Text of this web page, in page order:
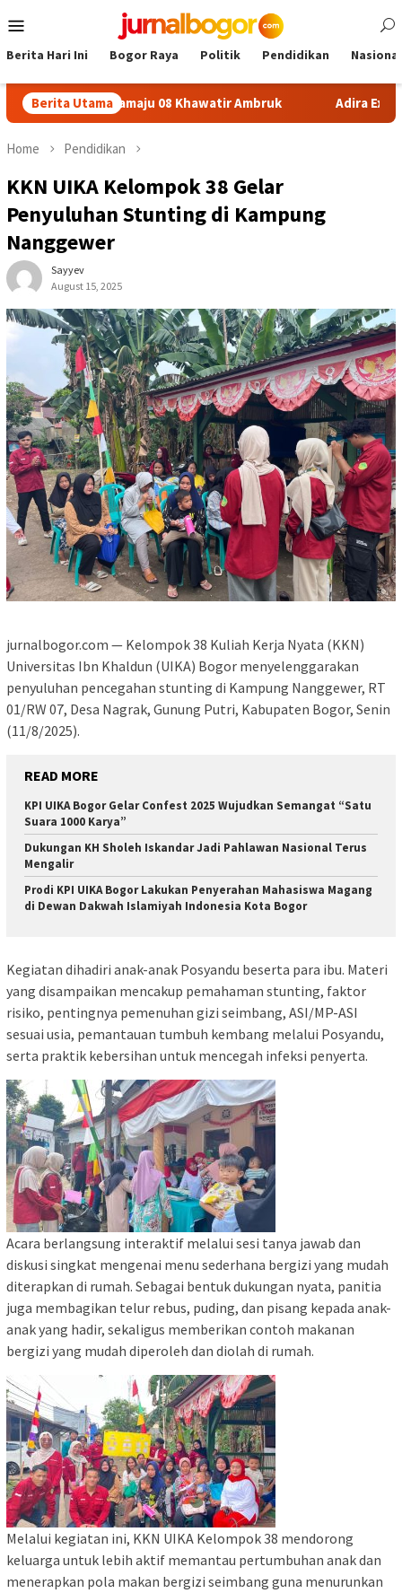
to
Menu
Berita Hari Ini Bogor Raya Politik Pendidikan Nasional
Berita Utama
Sukamaju 08 Khawatir Ambruk Adira Expo Merdeka
Home Pendidikan
KKN UIKA Kelompok 38 Gelar
Penyuluhan Stunting di Kampung
Nanggewer
Sayyev
August 15, 2025
jurnalbogor.com — Kelompok 38 Kuliah Kerja Nyata (KKN)
Universitas Ibn Khaldun (UIKA) Bogor menyelenggarakan
penyuluhan pencegahan stunting di Kampung Nanggewer, RT
01/RW 07, Desa Nagrak, Gunung Putri, Kabupaten Bogor, Senin
(11/8/2025).
READ MORE
KPI UIKA Bogor Gelar Confest 2025 Wujudkan Semangat “Satu
Suara 1000 Karya”
Dukungan KH Sholeh Iskandar Jadi Pahlawan Nasional Terus
Mengalir
Prodi KPI UIKA Bogor Lakukan Penyerahan Mahasiswa Magang
di Dewan Dakwah Islamiyah Indonesia Kota Bogor
Kegiatan dihadiri anak-anak Posyandu beserta para ibu. Materi
yang disampaikan mencakup pemahaman stunting, faktor
risiko, pentingnya pemenuhan gizi seimbang, ASI/MP-ASI
sesuai usia, pemantauan tumbuh kembang melalui Posyandu,
serta praktik kebersihan untuk mencegah infeksi penyerta.
Acara berlangsung interaktif melalui sesi tanya jawab dan
diskusi singkat mengenai menu sederhana bergizi yang mudah
diterapkan di rumah. Sebagai bentuk dukungan nyata, panitia
juga membagikan telur rebus, puding, dan pisang kepada anak-
anak yang hadir, sekaligus memberikan contoh makanan
bergizi yang mudah diperoleh dan diolah di rumah.
Melalui kegiatan ini, KKN UIKA Kelompok 38 mendorong
keluarga untuk lebih aktif memantau pertumbuhan anak dan
menerapkan pola makan bergizi seimbang guna menurunkan